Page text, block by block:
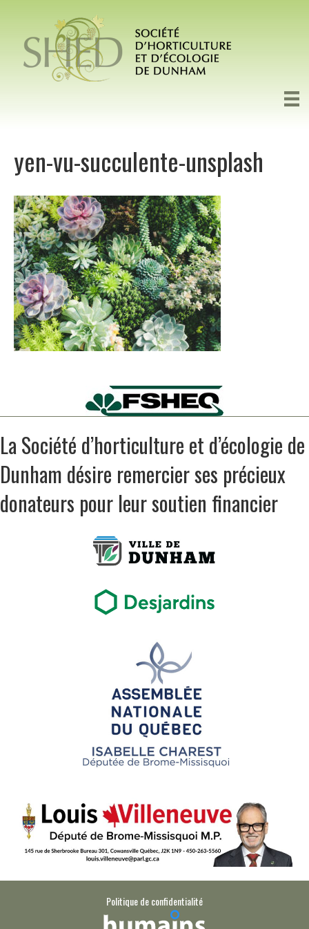
yen-vu-succulente-unsplash
La Société d’horticulture et d’écologie de
Dunham désire remercier ses précieux
donateurs pour leur soutien financier
Politique de confidentialité